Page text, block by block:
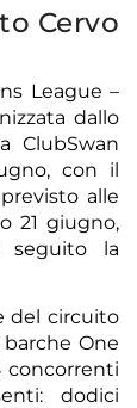
Cervo
League –
dallo
ClubSwan
con il
alle
21 giugno,
la
del circuito
barche One
concorrenti
dodici